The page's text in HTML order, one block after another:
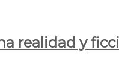
realidad y